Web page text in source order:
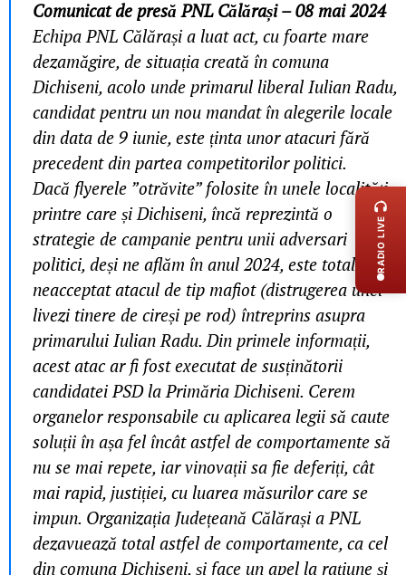
Comunicat de presă PNL Călărași – 08 mai 2024
Echipa PNL Călărași a luat act, cu foarte mare
dezamăgire, de situația creată în comuna
Dichiseni, acolo unde primarul liberal Iulian Radu,
candidat pentru un nou mandat în alegerile locale
din data de 9 iunie, este ținta unor atacuri fără
precedent din partea competitorilor politici.
Dacă flyerele ”otrăvite” folosite în unele localități,
printre care și Dichiseni, încă reprezintă o
strategie de campanie pentru unii adversari
politici, deși ne aflăm în anul 2024, este total de
neacceptat atacul de tip mafiot (distrugerea unei
livezi tinere de cireși pe rod) întreprins asupra
primarului Iulian Radu. Din primele informații,
acest atac ar fi fost executat de susținătorii
candidatei PSD la Primăria Dichiseni. Cerem
organelor responsabile cu aplicarea legii să caute
soluții în așa fel încât astfel de comportamente să
nu se mai repete, iar vinovații sa fie deferiți, cât
mai rapid, justiției, cu luarea măsurilor care se
impun. Organizația Județeană Călărași a PNL
dezavuează total astfel de comportamente, ca cel
din comuna Dichiseni, și face un apel la rațiune și
RADIO LIVE